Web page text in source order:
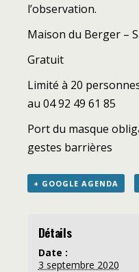
l’observation.
Maison du Berger –
Gratuit
Limité à 20
au 04 92 49 61 85
Port du masque
gestes barrières
+ GOOGLE AGENDA
Détails
Date :
3 septembre 2020